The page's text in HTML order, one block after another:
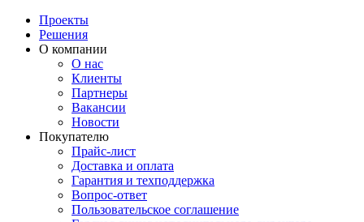
Проекты
Решения
О компании
О нас
Клиенты
Партнеры
Вакансии
Новости
Покупателю
Прайс-лист
Доставка и оплата
Гарантия и техподдержка
Вопрос-ответ
Пользовательское соглашение